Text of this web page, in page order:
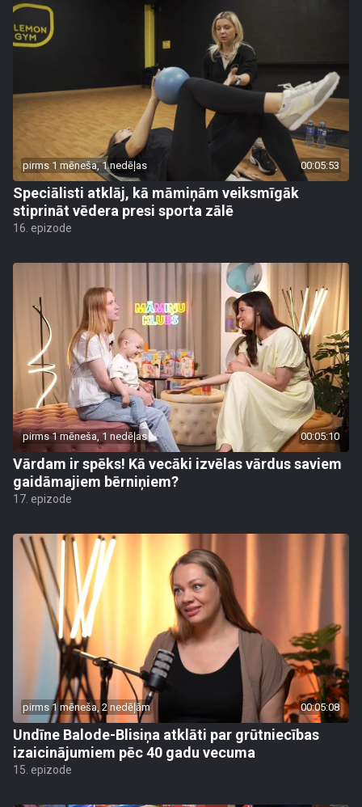
pirms 1 mēneša, 1 nedēļas 00:05:53
Speciālisti atklāj, kā māmiņām veiksmīgāk
stiprināt vēdera presi sporta zālē
16. epizode
pirms 1 mēneša, 1 nedēļas 00:05:10
Vārdam ir spēks! Kā vecāki izvēlas vārdus saviem
gaidāmajiem bērniņiem?
17. epizode
pirms 1 mēneša, 2 nedēļām 00:05:08
Undīne Balode-Blisiņa atklāti par grūtniecības
izaicinājumiem pēc 40 gadu vecuma
15. epizode